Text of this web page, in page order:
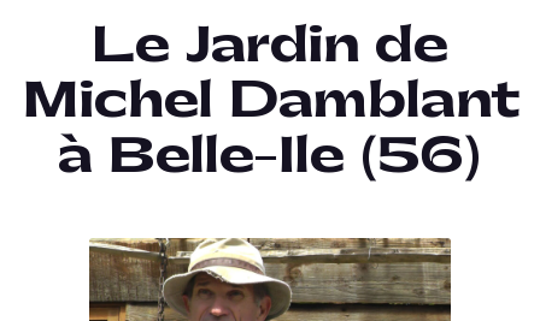
Le Jardin de
Michel Damblant
à Belle-Ile (56)